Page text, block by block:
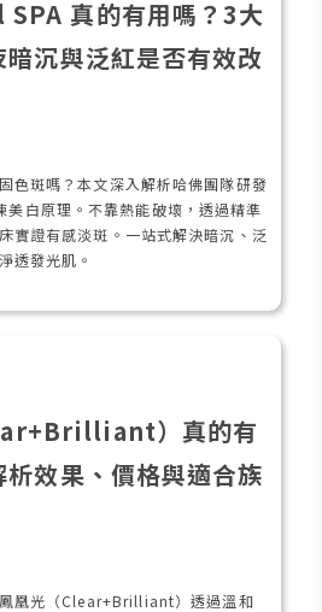
真的有用嗎？3大
沉與泛紅是否有效改
色斑嗎？本文深入解析哈佛團隊研發
白原理。不靠熱能破壞，透過精準
實證有感淡斑。一站式解決暗沉、泛
透發光肌。
）真的有
效果、價格與適合族
凰光（Clear+Brilliant）透過溫和